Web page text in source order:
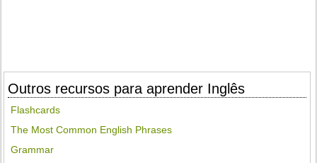
Outros recursos para aprender Inglês
Flashcards
The Most Common English Phrases
Grammar